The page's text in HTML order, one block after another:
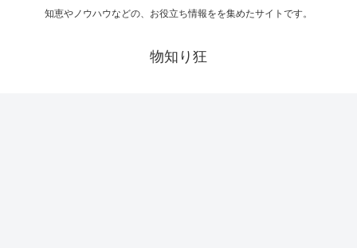
知恵やノウハウなどの、お役立ち情報をを集めたサイトです。
物知り狂